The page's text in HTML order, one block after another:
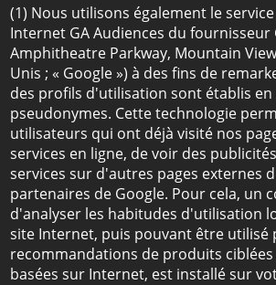
(1) Nous utilisons également le
Internet GA Audiences du fournisseur
Amphitheatre Parkway, Mountain
Unis ; « Google ») à des fins de
des profils d'utilisation sont établis
pseudonymes. Cette technologie
utilisateurs qui ont déjà visité nos
services en ligne, de voir des
services sur d'autres pages externes
partenaires de Google. Pour cela, un
d'analyser les habitudes d'utilisation
site Internet, puis pouvant être utilisé
recommandations de produits
basées sur Internet, est installé sur